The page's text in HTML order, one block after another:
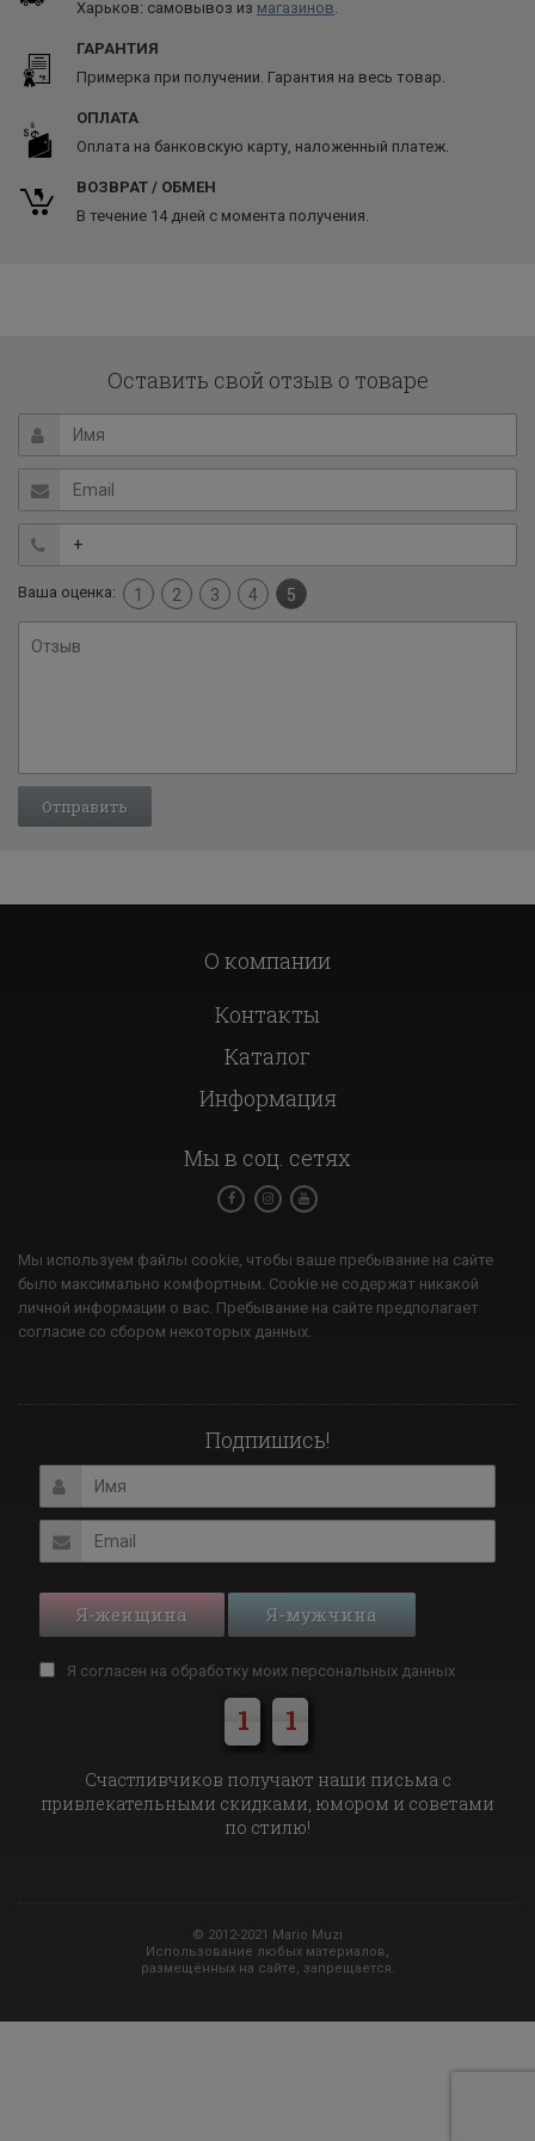
Харьков: самовывоз из магазинов.
ГАРАНТИЯ
Примерка при получении. Гарантия на весь товар.
ОПЛАТА
Оплата на банковскую карту, наложенный платеж.
ВОЗВРАТ / ОБМЕН
В течение 14 дней с момента получения.
Оставить свой отзыв о товаре
Ваша оценка: 1 2 3 4 5
О компании
Контакты
Каталог
Информация
Мы в соц. сетях
Мы используем файлы cookie, чтобы ваше пребывание на сайте
было максимально комфортным. Cookie не содержат никакой
личной информации о вас. Пребывание на сайте предполагает
согласие со сбором некоторых данных.
Подпишись!
Я-женщина Я-мужчина
Я согласен на обработку моих персональных данных
1 1
Cчастливчиков получают наши письма с
привлекательными скидками, юмором и советами
по стилю!
© 2012-2021 Mario Muzi
Использование любых материалов,
размещённых на сайте, запрещается.